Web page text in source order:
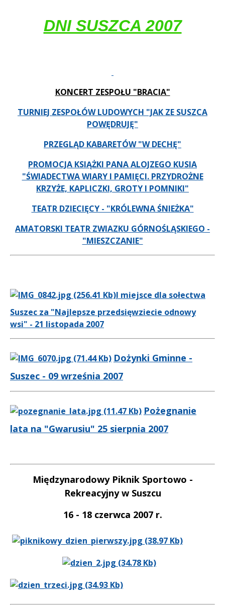
DNI SUSZCA 2007
KONCERT ZESPOŁU "BRACIA"
TURNIEJ ZESPOŁÓW LUDOWYCH "JAK ZE SUSZCA
POWĘDRUJĘ"
PRZEGLĄD KABARETÓW "W DECHĘ"
PROMOCJA KSIĄŻKI PANA ALOJZEGO KUSIA
"ŚWIADECTWA WIARY I PAMIĘCI. PRZYDROŻNE
KRZYŻE, KAPLICZKI, GROTY I POMNIKI"
TEATR DZIECIĘCY - "KRÓLEWNA ŚNIEŻKA"
AMATORSKI TEATR ZWIAZKU GÓRNOŚLĄSKIEGO -
"MIESZCZANIE"
I miejsce dla sołectwa
Suszec za "Najlepsze przedsięwziecie odnowy
wsi" - 21 listopada 2007
Dożynki Gminne -
Suszec - 09 września 2007
Pożegnanie
lata na "Gwarusiu" 25 sierpnia 2007
Międzynarodowy Piknik Sportowo -
Rekreacyjny w Suszcu
16 - 18 czerwca 2007 r.